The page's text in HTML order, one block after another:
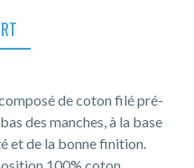
de coton filé pré-
des manches, à la base
et de la bonne finition.